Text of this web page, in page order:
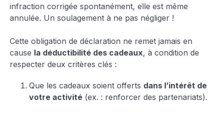
infraction corrigée spontanément, elle est même
annulée. Un soulagement à ne pas négliger !
Cette obligation de déclaration ne remet jamais en
cause la déductibilité des cadeaux, à condition de
respecter deux critères clés :
Que les cadeaux soient offerts dans l’intérêt de
votre activité (ex. : renforcer des partenariats).